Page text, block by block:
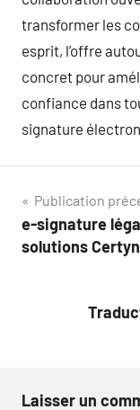
transformer les
esprit, l’offre
concret pour
confiance dans
signature
de
Publication
e-signature
solutions
Laisser un